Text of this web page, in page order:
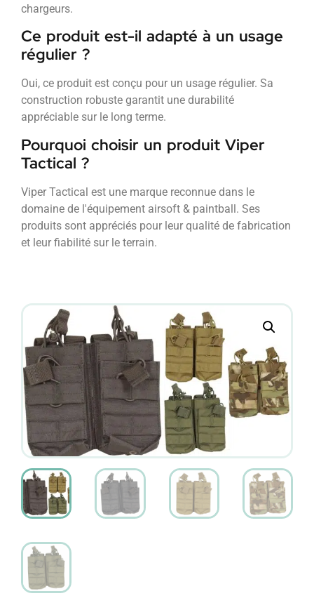
chargeurs.
Ce produit est-il adapté à un usage
régulier ?
Oui, ce produit est conçu pour un usage régulier. Sa
construction robuste garantit une durabilité
appréciable sur le long terme.
Pourquoi choisir un produit Viper
Tactical ?
Viper Tactical est une marque reconnue dans le
domaine de l'équipement airsoft & paintball. Ses
produits sont appréciés pour leur qualité de fabrication
et leur fiabilité sur le terrain.